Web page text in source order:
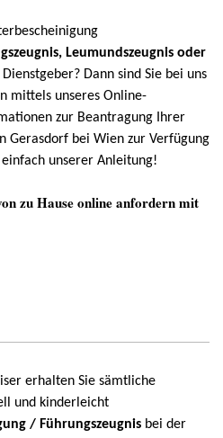
Leumundszeugnis oder
Dann sind Sie bei uns
mittels unseres Online-
zur Beantragung Ihrer
Gerasdorf bei Wien zur Verfügung
unserer Anleitung!
zu Hause online anfordern mit
erhalten Sie sämtliche
und kinderleicht
/ Führungszeugnis bei der